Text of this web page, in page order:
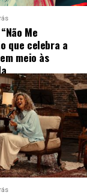
Me
que celebra a
meio às